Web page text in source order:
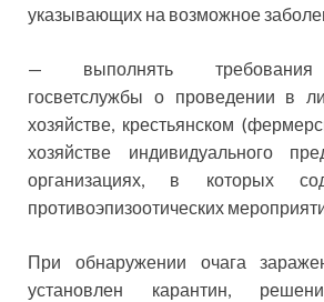
указывающих на возможное
— выполнять требования
госветслужбы о проведении в
хозяйстве, крестьянском
хозяйстве индивидуального
организациях, в которых
противоэпизоотических
При обнаружении очага
установлен карантин,